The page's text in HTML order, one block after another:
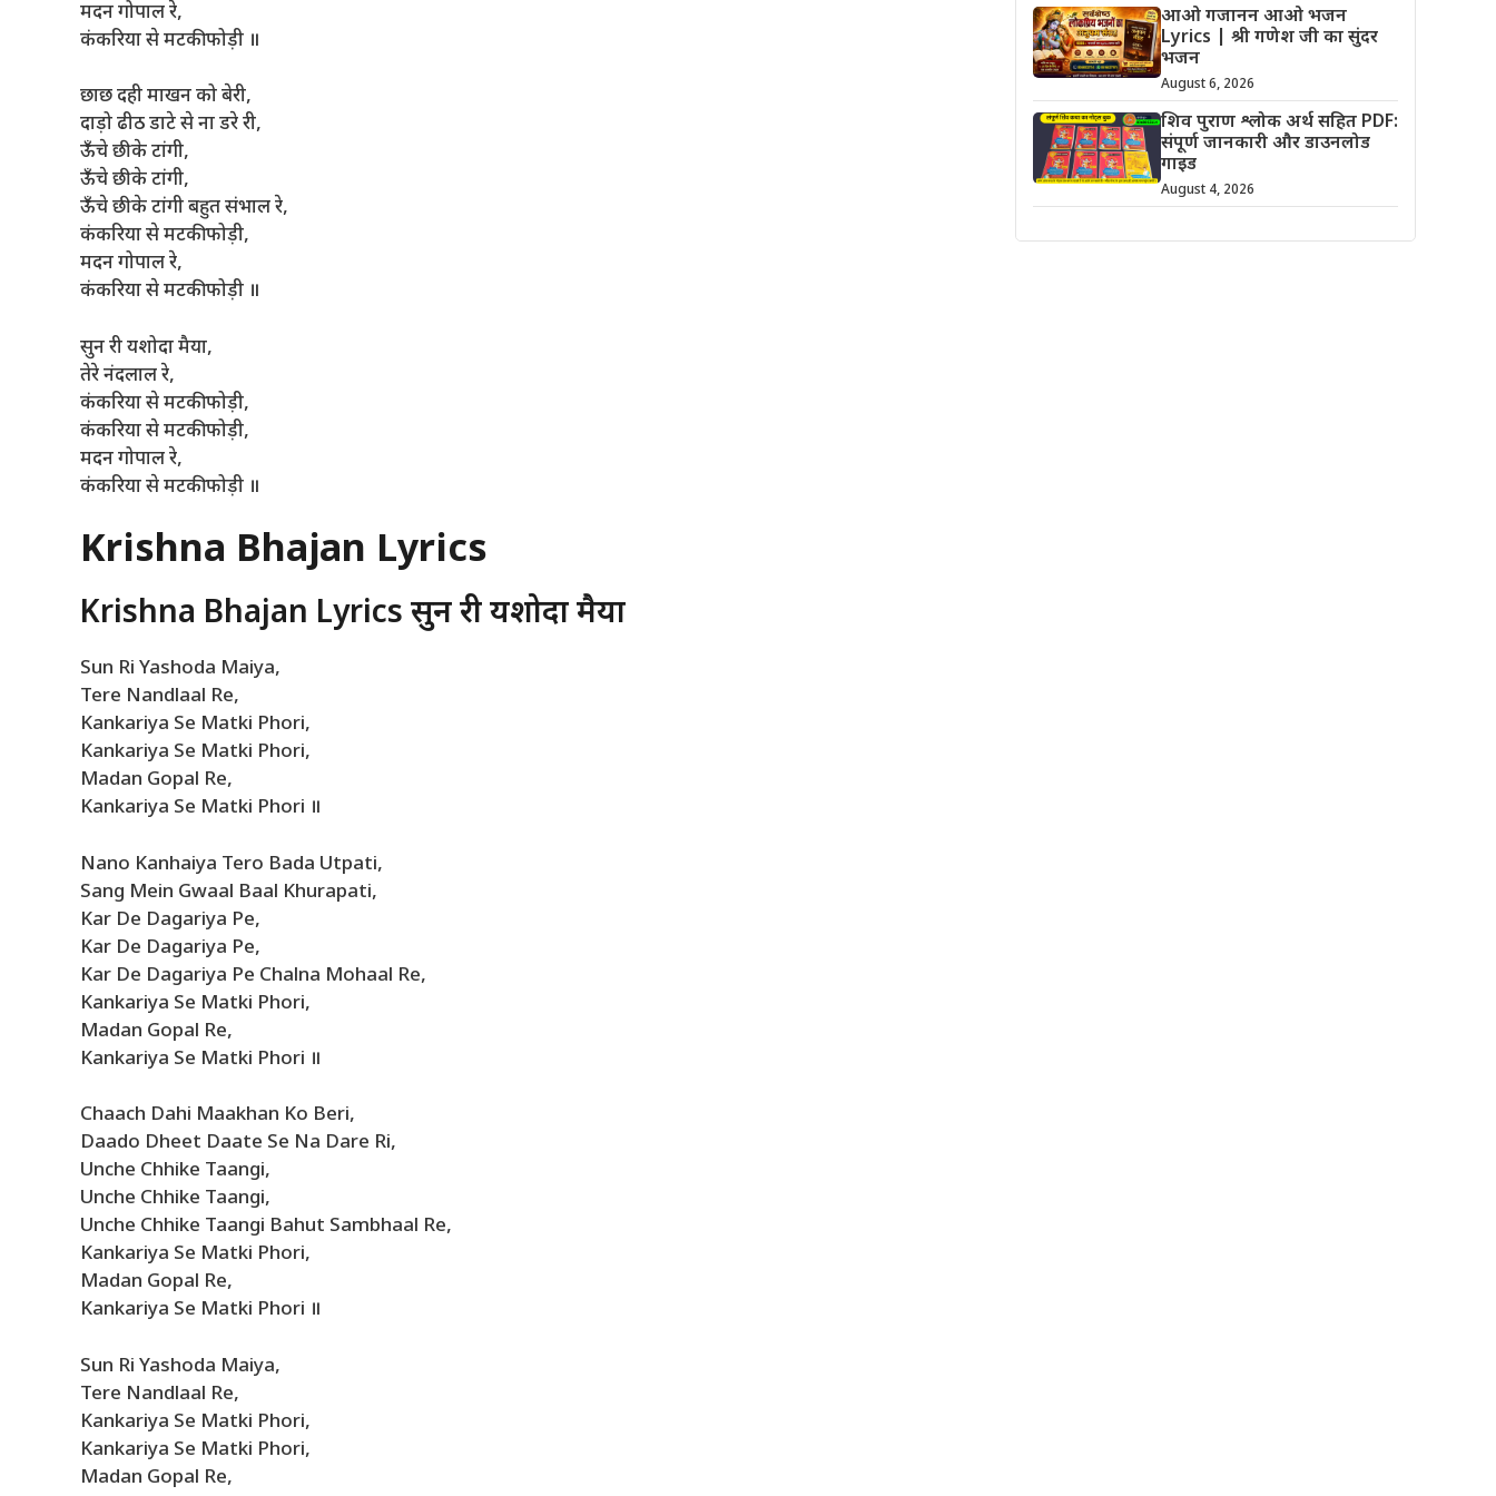
मदन गोपाल रे,
कंकरिया से मटकी फोड़ी ॥
छाछ दही माखन को बेरी,
दाड़ो ढीठ डाटे से ना डरे री,
ऊँचे छीके टांगी,
ऊँचे छीके टांगी,
ऊँचे छीके टांगी बहुत संभाल रे,
कंकरिया से मटकी फोड़ी,
मदन गोपाल रे,
कंकरिया से मटकी फोड़ी ॥
सुन री यशोदा मैया,
तेरे नंदलाल रे,
कंकरिया से मटकी फोड़ी,
कंकरिया से मटकी फोड़ी,
मदन गोपाल रे,
कंकरिया से मटकी फोड़ी ॥
Krishna Bhajan Lyrics
Krishna Bhajan Lyrics सुन री यशोदा मैया
Sun Ri Yashoda Maiya,
Tere Nandlaal Re,
Kankariya Se Matki Phori,
Kankariya Se Matki Phori,
Madan Gopal Re,
Kankariya Se Matki Phori ॥
Nano Kanhaiya Tero Bada Utpati,
Sang Mein Gwaal Baal Khurapati,
Kar De Dagariya Pe,
Kar De Dagariya Pe,
Kar De Dagariya Pe Chalna Mohaal Re,
Kankariya Se Matki Phori,
Madan Gopal Re,
Kankariya Se Matki Phori ॥
Chaach Dahi Maakhan Ko Beri,
Daado Dheet Daate Se Na Dare Ri,
Unche Chhike Taangi,
Unche Chhike Taangi,
Unche Chhike Taangi Bahut Sambhaal Re,
Kankariya Se Matki Phori,
Madan Gopal Re,
Kankariya Se Matki Phori ॥
Sun Ri Yashoda Maiya,
Tere Nandlaal Re,
Kankariya Se Matki Phori,
Kankariya Se Matki Phori,
Madan Gopal Re,
आओ गजानन आओ भजन
Lyrics | श्री गणेश जी का सुंदर
भजन
August 6, 2026
शिव पुराण श्लोक अर्थ सहित PDF:
संपूर्ण जानकारी और डाउनलोड
गाइड
August 4, 2026